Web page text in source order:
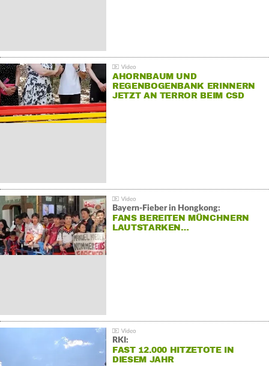
AHORNBAUM UND
REGENBOGENBANK ERINNERN
JETZT AN TERROR BEIM CSD
Bayern-Fieber in Hongkong:
FANS BEREITEN MÜNCHNERN
LAUTSTARKEN…
RKI:
FAST 12.000 HITZETOTE IN
DIESEM JAHR